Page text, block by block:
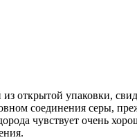
упаковки,
соединения серы,
чувствует очень